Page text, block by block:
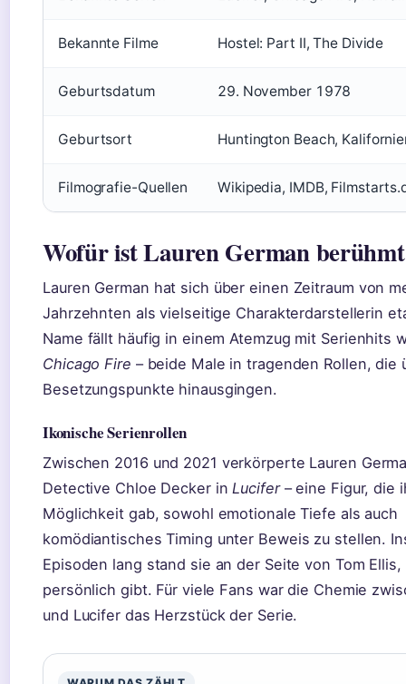
Bekannte Filme Hostel: Part II, The Divide
Geburtsdatum 29. November 1978
Geburtsort Huntington Beach,
Filmografie-Quellen Wikipedia, IMDB,
Wofür ist Lauren German
Lauren German hat sich über einen Zeitraum von
Jahrzehnten als vielseitige Charakterdarstellerin
Name fällt häufig in einem Atemzug mit Serienhits
Chicago Fire – beide Male in tragenden Rollen, die
Besetzungspunkte hinausgingen.
Ikonische Serienrollen
Zwischen 2016 und 2021 verkörperte Lauren
Detective Chloe Decker inLucifer– eine Figur, die
Möglichkeit gab, sowohl emotionale Tiefe als auch
komödiantisches Timing unter Beweis zu stellen.
Episoden lang stand sie an der Seite von Tom
persönlich gibt. Für viele Fans war die Chemie
und Lucifer das Herzstück der Serie.